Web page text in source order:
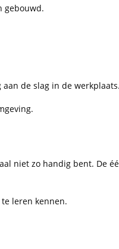
gebouwd.
de slag in de werkplaats.
niet zo handig bent. De
leren kennen.